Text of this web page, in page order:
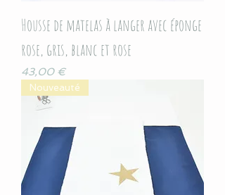
Housse de matelas à langer avec éponge
rose, gris, blanc et rose
Prix
43,00 €
Nouveauté